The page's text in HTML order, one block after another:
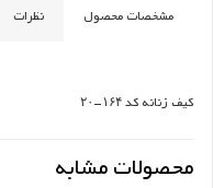
مشخصات محصول نظرات
کیف زنانه کد ۱۶۴-۲۰
محصولات مشابه